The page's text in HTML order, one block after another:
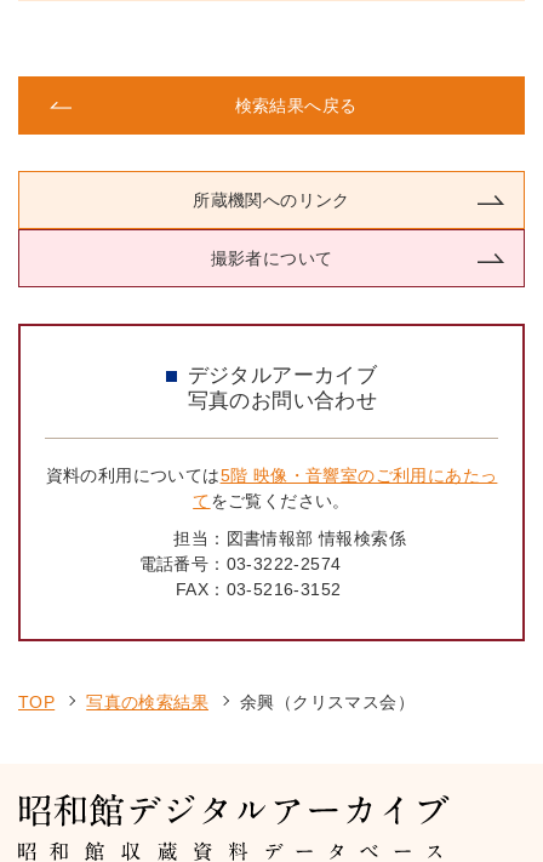
検索結果へ戻る
所蔵機関へのリンク
撮影者について
デジタルアーカイブ
写真のお問い合わせ
資料の利用については5階 映像・音響室のご利用にあたっ
てをご覧ください。
担当： 図書情報部 情報検索係
電話番号： 03-3222-2574
FAX： 03-5216-3152
TOP 写真の検索結果 余興（クリスマス会）